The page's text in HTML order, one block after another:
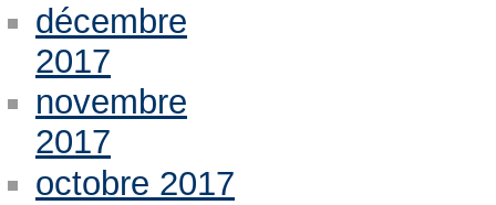
décembre
2017
novembre
2017
octobre 2017